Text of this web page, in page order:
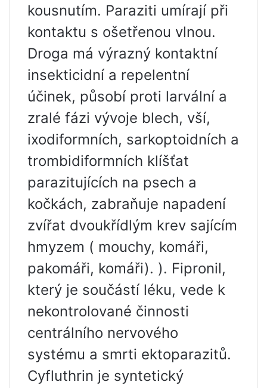
kousnutím. Paraziti umírají při
kontaktu s ošetřenou vlnou.
Droga má výrazný kontaktní
insekticidní a repelentní
účinek, působí proti larvální a
zralé fázi vývoje blech, vší,
ixodiformních, sarkoptoidních a
trombidiformních klíšťat
parazitujících na psech a
kočkách, zabraňuje napadení
zvířat dvoukřídlým krev sajícím
hmyzem ( mouchy, komáři,
pakomáři, komáři). ). Fipronil,
který je součástí léku, vede k
nekontrolované činnosti
centrálního nervového
systému a smrti ektoparazitů.
Cyfluthrin je syntetický